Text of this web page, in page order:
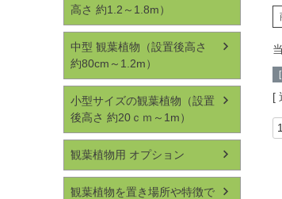
高さ 約1.2～1.8m）
中型 観葉植物（設置後高さ
約80cm～1.2m）
小型サイズの観葉植物（設置
後高さ 約20ｃｍ～1m）
観葉植物用 オプション
観葉植物を置き場所や特徴で
[